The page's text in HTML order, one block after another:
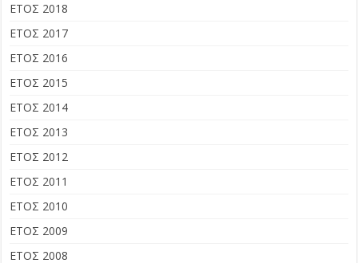
ΕΤΟΣ 2018
ΕΤΟΣ 2017
ΕΤΟΣ 2016
ΕΤΟΣ 2015
ΕΤΟΣ 2014
ΕΤΟΣ 2013
ΕΤΟΣ 2012
ΕΤΟΣ 2011
ΕΤΟΣ 2010
ΕΤΟΣ 2009
ΕΤΟΣ 2008